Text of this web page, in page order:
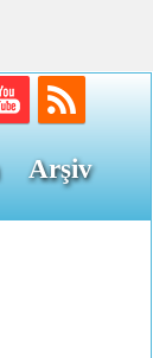
Arşiv